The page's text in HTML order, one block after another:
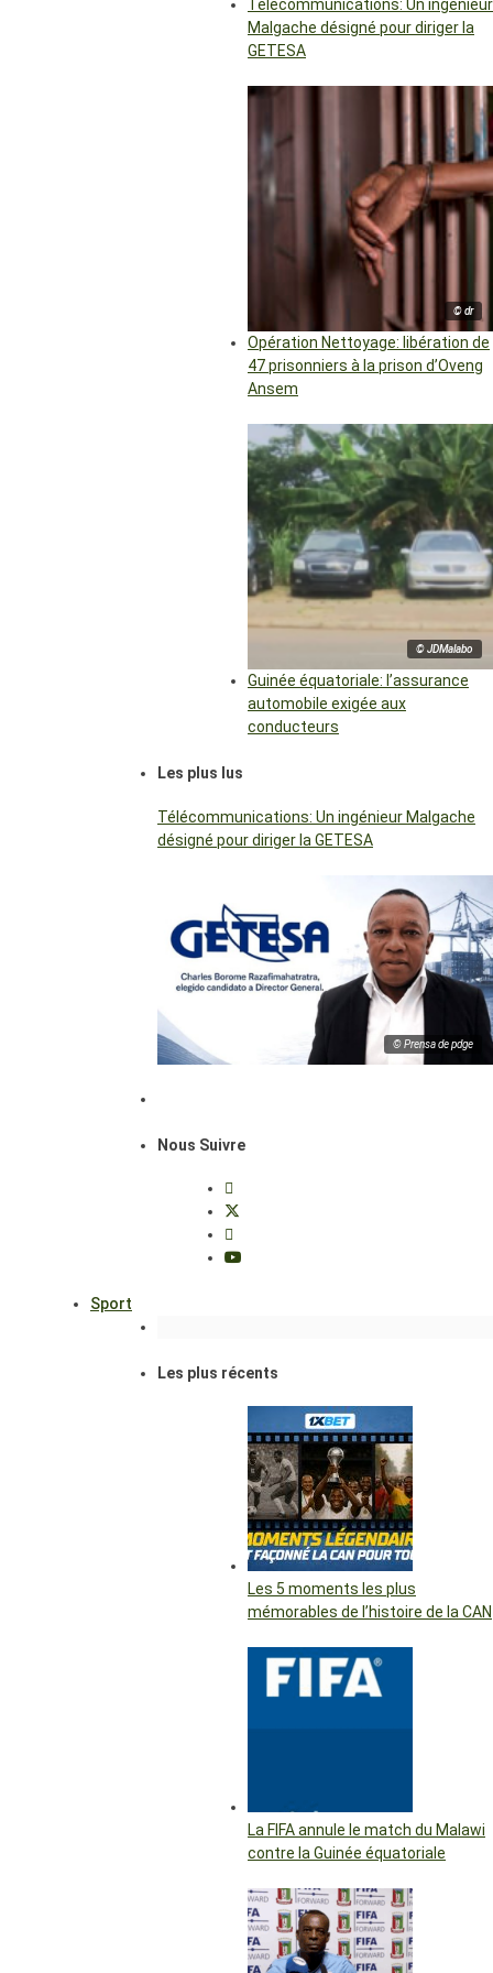
Télécommunications: Un ingénieur
Malgache désigné pour diriger la
GETESA
© dr
Opération Nettoyage: libération de
47 prisonniers à la prison d’Oveng
Ansem
© JDMalabo
Guinée équatoriale: l’assurance
automobile exigée aux
conducteurs
Les plus lus
Télécommunications: Un ingénieur Malgache
désigné pour diriger la GETESA
© Prensa de pdge
Nous Suivre
Sport
Les plus récents
Les 5 moments les plus
mémorables de l’histoire de la CAN
La FIFA annule le match du Malawi
contre la Guinée équatoriale